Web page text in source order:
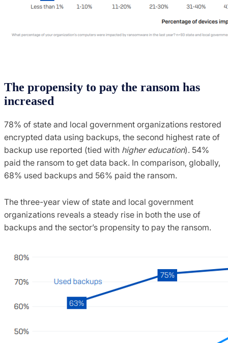
The propensity to pay the ransom has
increased
78% of state and local government organizations restored
encrypted data using backups, the second highest rate of
backup use reported (tied with higher education). 54%
paid the ransom to get data back. In comparison, globally,
68% used backups and 56% paid the ransom.
The three-year view of state and local government
organizations reveals a steady rise in both the use of
backups and the sector’s propensity to pay the ransom.